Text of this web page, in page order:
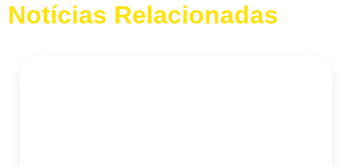
Notícias Relacionadas